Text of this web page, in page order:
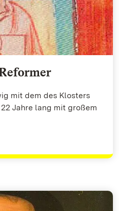
mit dem des Klosters
Jahre lang mit großem